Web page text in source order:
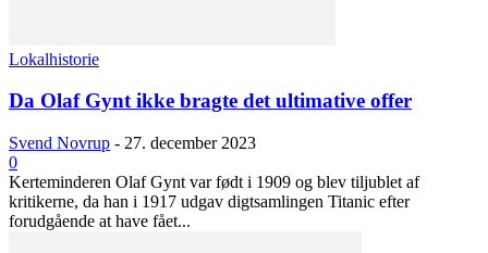
Lokalhistorie
Da Olaf Gynt ikke bragte det ultimative offer
Svend Novrup - 27. december 2023
0
Kerteminderen Olaf Gynt var født i 1909 og blev tiljublet af
kritikerne, da han i 1917 udgav digtsamlingen Titanic efter
forudgående at have fået...